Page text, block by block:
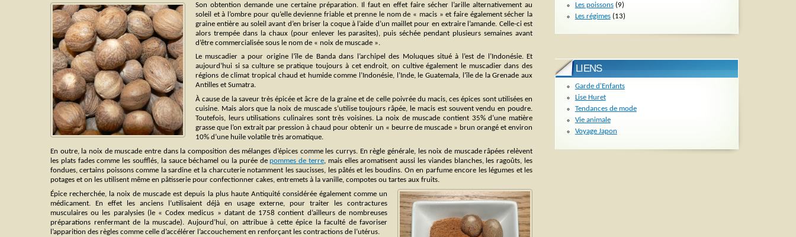
Son obtention demande une certaine préparation. Il faut en effet faire sécher l’arille alternativement au
soleil et à l’ombre pour qu’elle devienne friable et prenne le nom de « macis » et faire également sécher la
graine entière au soleil avant d’en briser la coque à l’aide d’un maillet pour en extraire l’amande. Celle-ci est
alors trempée dans la chaux (pour enlever les parasites), puis séchée pendant plusieurs semaines avant
d’être commercialisée sous le nom de « noix de muscade ».
Le muscadier a pour origine l’île de Banda dans l’archipel des Moluques situé à l’est de l’Indonésie. Et
aujourd’hui si sa culture se pratique toujours à cet endroit, on cultive également le muscadier dans des
régions de climat tropical chaud et humide comme l’Indonésie, l’Inde, le Guatemala, l’île de la Grenade aux
Antilles et Sumatra.
À cause de la saveur très épicée et âcre de la graine et de celle poivrée du macis, ces épices sont utilisées en
cuisine. Mais alors que la noix de muscade s’utilise toujours râpée, le macis est souvent vendu en poudre.
Toutefois, leurs utilisations culinaires sont très voisines. La noix de muscade contient 35% d’une matière
grasse que l’on extrait par pression à chaud pour obtenir un « beurre de muscade » brun orangé et environ
10% d’une huile volatile très aromatique.
En outre, la noix de muscade entre dans la composition des mélanges d’épices comme les currys. En règle générale, les noix de muscade râpées relèvent
les plats fades comme les soufflés, la sauce béchamel ou la purée depommes de terre, mais elles aromatisent aussi les viandes blanches, les ragoûts, les
fondues, certains poissons comme la sardine et la charcuterie notamment les saucisses, les pâtés et les boudins. On en parfume encore les légumes et les
potages et on les utilisent même en pâtisserie pour confectionner cakes, entremets à la vanille, compotes ou tartes aux fruits.
Épice recherchée, la noix de muscade est depuis la plus haute Antiquité considérée également comme un
médicament. En effet les anciens l’utilisaient déjà en usage externe, pour traiter les contractures
musculaires ou les paralysies (le « Codex medicus » datant de 1758 contient d’ailleurs de nombreuses
préparations renfermant de la muscade). Aujourd’hui, on attribue à cette épice la faculté de favoriser
l’apparition des règles comme celle d’accélérer l’accouchement en renforçant les contractions de l’utérus.
Les poissons(9)
Les régimes(13)
LIENS
Garde d'Enfants
Lise Huret
Tendances de mode
Vie animale
Voyage Japon